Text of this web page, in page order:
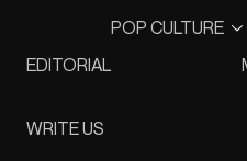
EDITORIAL
POP CULTURE
WRITE US